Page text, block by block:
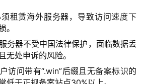
须租赁海外服务器，导致访问速度下
。
务器不受中国法律保护，面临数据丢
无处申诉的风险。
访问带有“.win”后缀且无备案标识的